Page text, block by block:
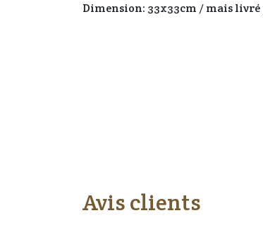
Dimension: 33x33cm / mais livré
Avis clients